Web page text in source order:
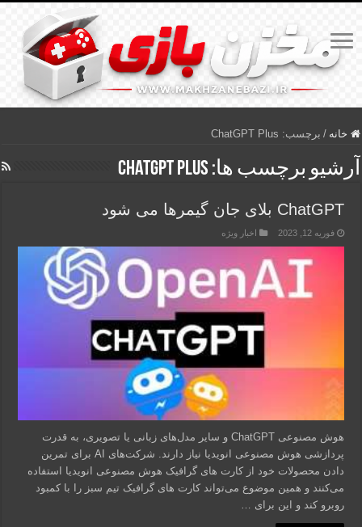
خانه / برچسب: ChatGPT Plus
آرشیو برچسب ها: ChatGPT Plus
ChatGPT بلای جان گیمرها می شود
فوریه 12, 2023 اخبار ویژه
هوش مصنوعی ChatGPT و سایر مدل‌های زبانی یا تصویری، به قدرت
پردازشی هوش مصنوعی انویدیا نیاز دارند. شرکت‌های AI برای تمرین
دادن محصولات خود از کارت های گرافیک هوش مصنوعی انویدیا استفاده
می‌کنند و همین موضوع می‌تواند کارت های گرافیک تیم سبز را با کمبود
روبرو کند و این برای …